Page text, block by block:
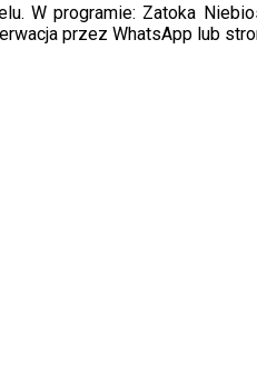
W programie: Zatoka
przez WhatsApp lub